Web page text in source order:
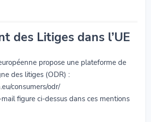
des Litiges dans l’UE
propose une plateforme de
des litiges (ODR) :
consumers/odr/
figure ci-dessus dans ces mentions